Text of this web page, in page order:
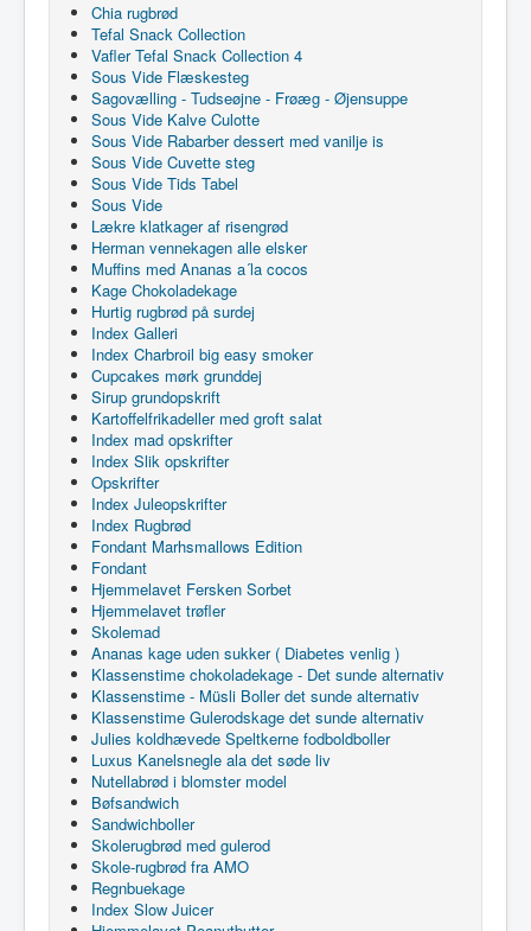
Chia rugbrød
Tefal Snack Collection
Vafler Tefal Snack Collection 4
Sous Vide Flæskesteg
Sagovælling - Tudseøjne - Frøæg - Øjensuppe
Sous Vide Kalve Culotte
Sous Vide Rabarber dessert med vanilje is
Sous Vide Cuvette steg
Sous Vide Tids Tabel
Sous Vide
Lækre klatkager af risengrød
Herman vennekagen alle elsker
Muffins med Ananas a´la cocos
Kage Chokoladekage
Hurtig rugbrød på surdej
Index Galleri
Index Charbroil big easy smoker
Cupcakes mørk grunddej
Sirup grundopskrift
Kartoffelfrikadeller med groft salat
Index mad opskrifter
Index Slik opskrifter
Opskrifter
Index Juleopskrifter
Index Rugbrød
Fondant Marhsmallows Edition
Fondant
Hjemmelavet Fersken Sorbet
Hjemmelavet trøfler
Skolemad
Ananas kage uden sukker ( Diabetes venlig )
Klassenstime chokoladekage - Det sunde alternativ
Klassenstime - Müsli Boller det sunde alternativ
Klassenstime Gulerodskage det sunde alternativ
Julies koldhævede Speltkerne fodboldboller
Luxus Kanelsnegle ala det søde liv
Nutellabrød i blomster model
Bøfsandwich
Sandwichboller
Skolerugbrød med gulerod
Skole-rugbrød fra AMO
Regnbuekage
Index Slow Juicer